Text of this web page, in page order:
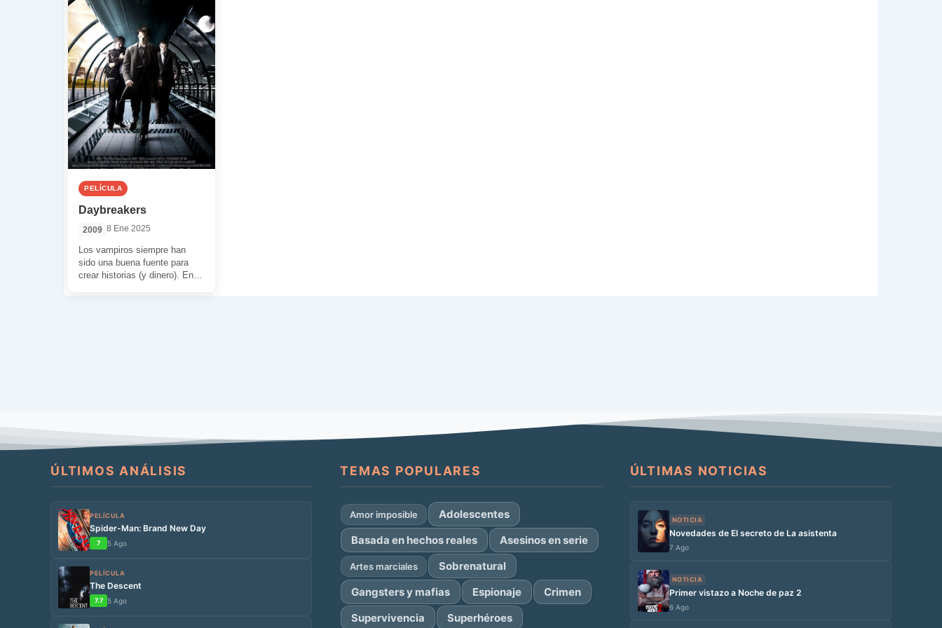
PELÍCULA
Daybreakers
2009 8 Ene 2025
Los vampiros siempre han
sido una buena fuente para
crear historias (y dinero). En
ÚLTIMOS ANÁLISIS
PELÍCULA
Spider-Man: Brand New Day
7 5 Ago
PELÍCULA
The Descent
7.7 5 Ago
TEMAS POPULARES
Amor imposible
Adolescentes
Basada en hechos reales
Asesinos en serie
Artes marciales
Sobrenatural
Gangsters y mafias
Espionaje
Crimen
Supervivencia
Superhéroes
ÚLTIMAS NOTICIAS
NOTICIA
Novedades de El secreto de La asistenta
7 Ago
NOTICIA
Primer vistazo a Noche de paz 2
6 Ago